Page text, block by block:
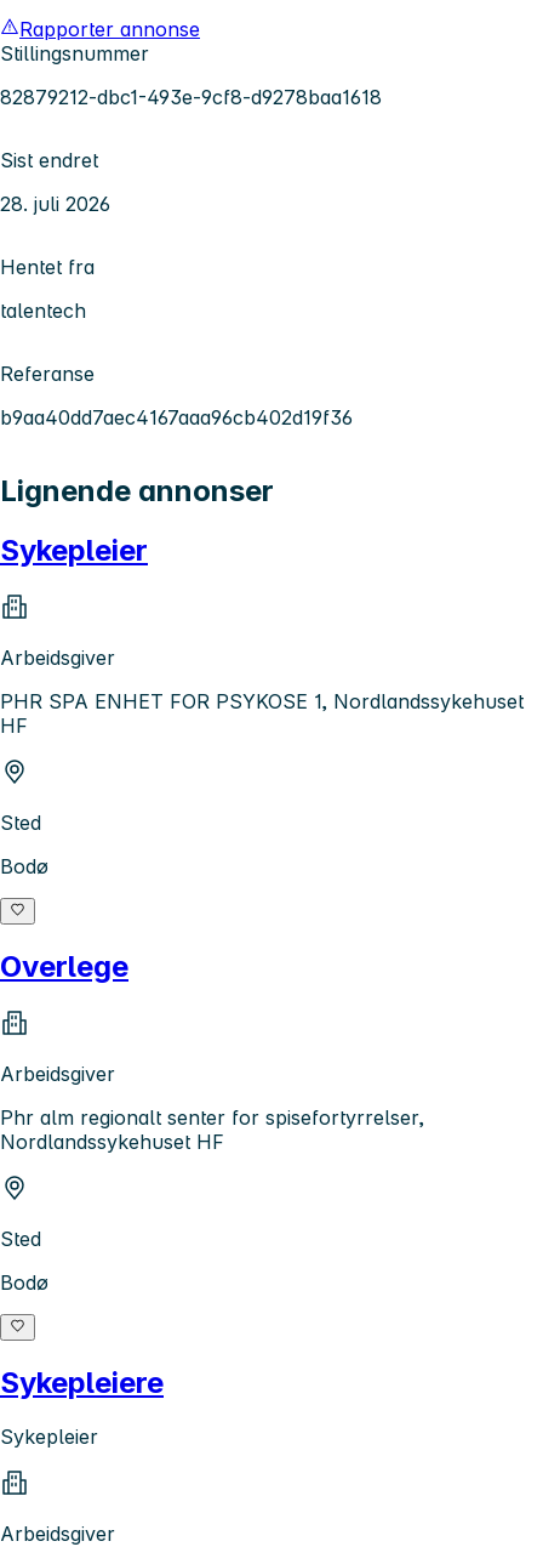
Rapporter annonse
Stillingsnummer
82879212-dbc1-493e-9cf8-d9278baa1618
Sist endret
28. juli 2026
Hentet fra
talentech
Referanse
b9aa40dd7aec4167aaa96cb402d19f36
Lignende annonser
Sykepleier
Arbeidsgiver
PHR SPA ENHET FOR PSYKOSE 1, Nordlandssykehuset
HF
Sted
Bodø
Overlege
Arbeidsgiver
Phr alm regionalt senter for spisefortyrrelser,
Nordlandssykehuset HF
Sted
Bodø
Sykepleiere
Sykepleier
Arbeidsgiver